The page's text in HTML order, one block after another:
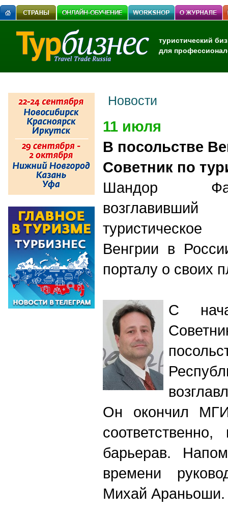
туристический
для
Новости
11 июля
В посольстве
Советник по
Шандор
туристическое
Венгрии в
порталу о своих
С
Он окончил
барьерав.
времени
Михай Араньоши.